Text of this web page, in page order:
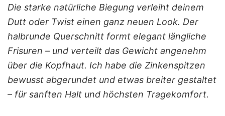
Die starke natürliche Biegung verleiht deinem
Dutt oder Twist einen ganz neuen Look. Der
halbrunde Querschnitt formt elegant längliche
Frisuren – und verteilt das Gewicht angenehm
über die Kopfhaut. Ich habe die Zinkenspitzen
bewusst abgerundet und etwas breiter gestaltet
– für sanften Halt und höchsten Tragekomfort.